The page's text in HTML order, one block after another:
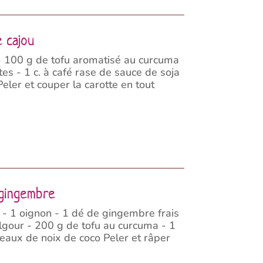
cajou
g de tofu aromatisé au curcuma
- 1 c. à café rase de sauce de soja
et couper la carotte en tout
1 oignon - 1 dé de gingembre frais
- 200 g de tofu au curcuma - 1
de noix de coco Peler et râper